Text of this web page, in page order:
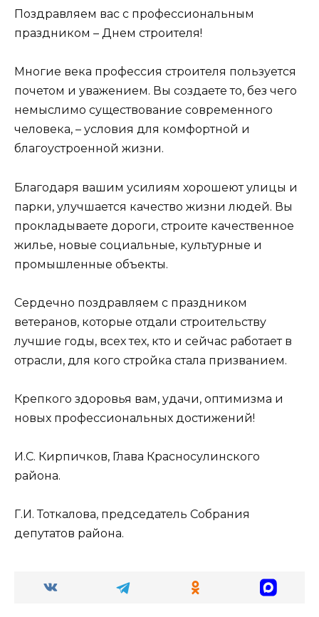
Поздравляем вас с профессиональным
праздником – Днем строителя!
Многие века профессия строителя пользуется
почетом и уважением. Вы создаете то, без чего
немыслимо существование современного
человека, – условия для комфортной и
благоустроенной жизни.
Благодаря вашим усилиям хорошеют улицы и
парки, улучшается качество жизни людей. Вы
прокладываете дороги, строите качественное
жилье, новые социальные, культурные и
промышленные объекты.
Сердечно поздравляем с праздником
ветеранов, которые отдали строительству
лучшие годы, всех тех, кто и сейчас работает в
отрасли, для кого стройка стала призванием.
Крепкого здоровья вам, удачи, оптимизма и
новых профессиональных достижений!
И.С. Кирпичков, Глава Красносулинского
района.
Г.И. Тоткалова, председатель Собрания
депутатов района.